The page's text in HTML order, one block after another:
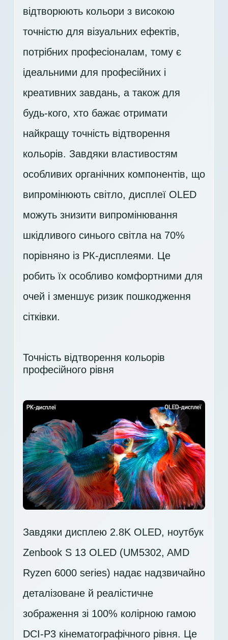
відтворюють кольори з високою
точністю для візуальних ефектів,
потрібних професіоналам, тому є
ідеальними для професійних і
креативних завдань, а також для
будь-кого, хто бажає отримати
найкращу точність відтворення
кольорів. Завдяки властивостям
особливих органічних компонентів, що
випромінюють світло, дисплеї OLED
можуть знизити випромінювання
шкідливого синього світла на 70%
порівняно із РК-дисплеями. Це
робить їх особливо комфортними для
очей і зменшує ризик пошкодження
сітківки.
Точність відтворення кольорів
професійного рівня
Завдяки дисплею 2.8K OLED, ноутбук
Zenbook S 13 OLED (UM5302, AMD
Ryzen 6000 series) надає надзвичайно
деталізоване й реалістичне
зображення зі 100% колірною гамою
DCI-P3 кінематографічного рівня. Це